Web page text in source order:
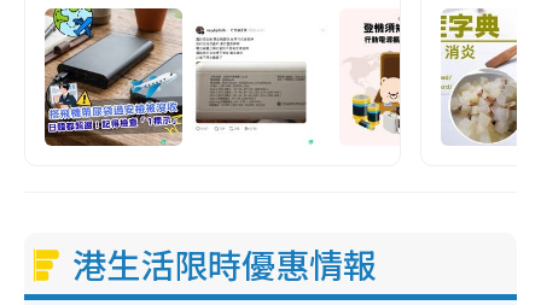
港生活限時優惠情報